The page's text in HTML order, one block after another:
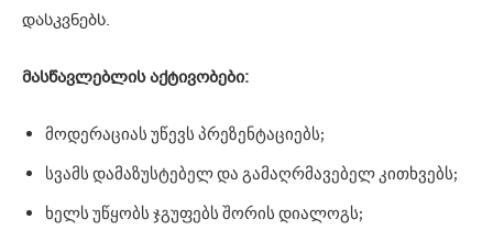
დასკვნებს.
მასწავლებლისაქტივობები:
მოდერაციას უწევს პრეზენტაციებს;
სვამს დამაზუსტებელ და გამაღრმავებელ კითხვებს;
ხელს უწყობს ჯგუფებს შორის დიალოგს;